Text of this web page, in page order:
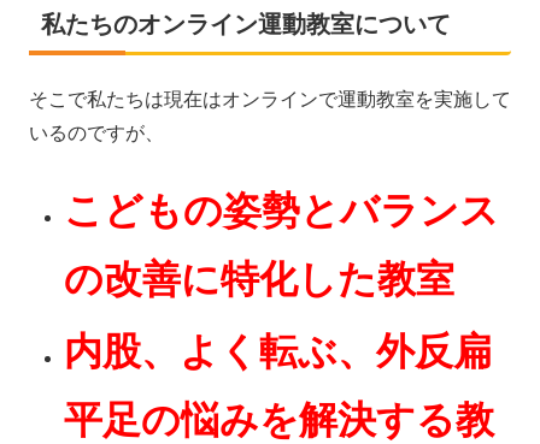
私たちのオンライン運動教室について
そこで私たちは現在はオンラインで運動教室を実施して
いるのですが、
こどもの姿勢とバランス
の改善に特化した教室
内股、よく転ぶ、外反扁
平足の悩みを解決する教